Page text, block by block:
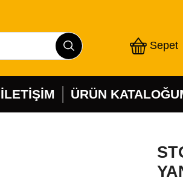
Sepet
İLETİŞİM ÜRÜN